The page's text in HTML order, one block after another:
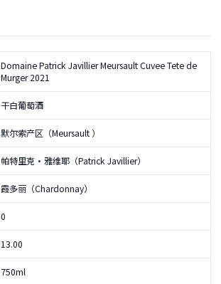
Domaine Patrick Javillier Meursault Cuvee Tete de
Murger 2021
干白葡萄酒
默尔索产区（Meursault ）
帕特里克·雅维耶（Patrick Javillier）
霞多丽（Chardonnay）
0
13.00
750ml